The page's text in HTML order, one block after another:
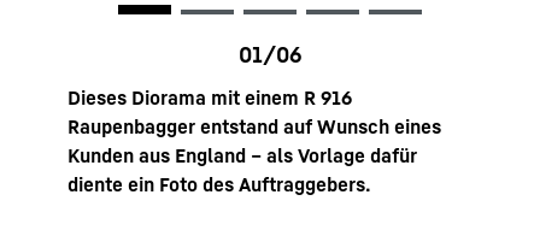
Dieses Diorama mit einem R 916
Raupenbagger entstand auf Wunsch eines
Kunden aus England – als Vorlage dafür
diente ein Foto des Auftraggebers.